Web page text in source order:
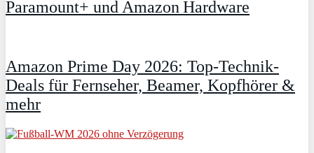
Paramount+ und Amazon Hardware
Amazon Prime Day 2026: Top-Technik-
Deals für Fernseher, Beamer, Kopfhörer &
mehr